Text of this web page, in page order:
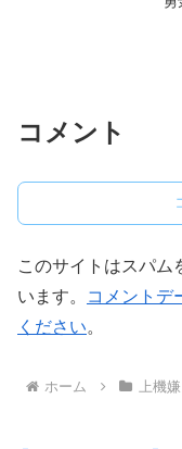
コメント
このサイトはスパム
います。
コメントデ
ください。
ホーム 上機